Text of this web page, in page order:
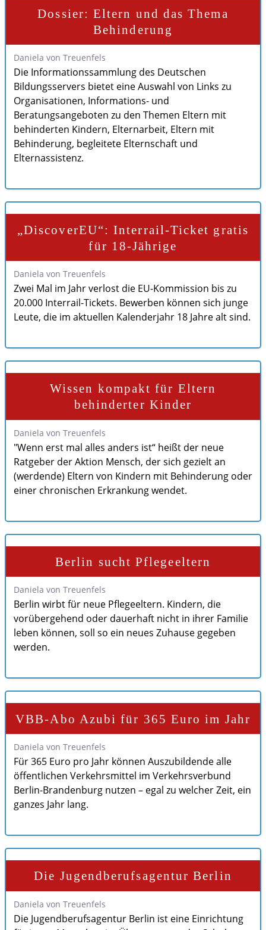
Dossier: Eltern und das Thema
Behinderung
Daniela von Treuenfels
Die Informationssammlung des Deutschen
Bildungsservers bietet eine Auswahl von Links zu
Organisationen, Informations- und
Beratungsangeboten zu den Themen Eltern mit
behinderten Kindern, Elternarbeit, Eltern mit
Behinderung, begleitete Elternschaft und
Elternassistenz.
„DiscoverEU“: Interrail-Ticket gratis
für 18-Jährige
Daniela von Treuenfels
Zwei Mal im Jahr verlost die EU-Kommission bis zu
20.000 Interrail-Tickets. Bewerben können sich junge
Leute, die im aktuellen Kalenderjahr 18 Jahre alt sind.
Wissen kompakt für Eltern
behinderter Kinder
Daniela von Treuenfels
"Wenn erst mal alles anders ist“ heißt der neue
Ratgeber der Aktion Mensch, der sich gezielt an
(werdende) Eltern von Kindern mit Behinderung oder
einer chronischen Erkrankung wendet.
Berlin sucht Pflegeeltern
Daniela von Treuenfels
Berlin wirbt für neue Pflegeeltern. Kindern, die
vorübergehend oder dauerhaft nicht in ihrer Familie
leben können, soll so ein neues Zuhause gegeben
werden.
VBB-Abo Azubi für 365 Euro im Jahr
Daniela von Treuenfels
Für 365 Euro pro Jahr können Auszubildende alle
öffentlichen Verkehrsmittel im Verkehrsverbund
Berlin-Brandenburg nutzen – egal zu welcher Zeit, ein
ganzes Jahr lang.
Die Jugendberufsagentur Berlin
Daniela von Treuenfels
Die Jugendberufsagentur Berlin ist eine Einrichtung